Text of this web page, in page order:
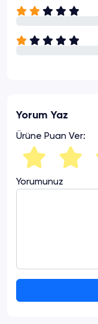
Yorum Yaz
Ürüne Puan Ver:
Yorumunuz